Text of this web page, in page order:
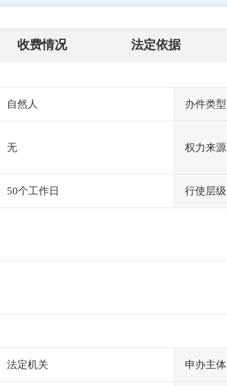
收费情况 法定依据
自然人 办件类型
无 权力来源
50个工作日 行使层级
法定机关 申办主体